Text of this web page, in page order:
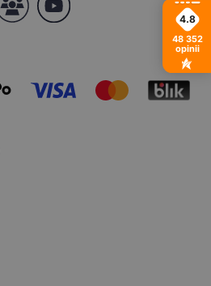
4.8
48 352
opinii